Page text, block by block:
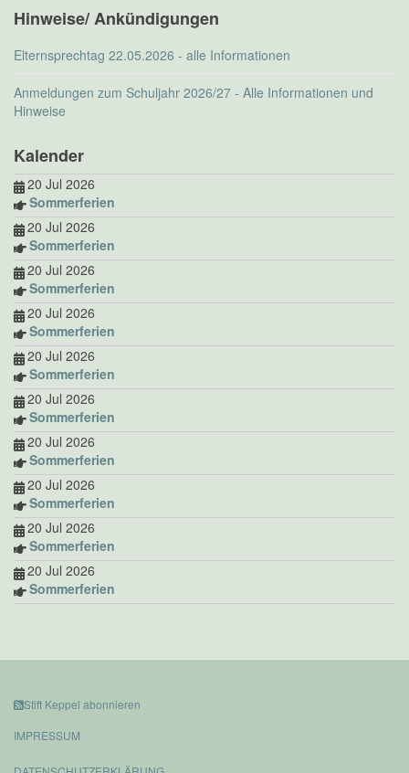
Hinweise/ Ankündigungen
Elternsprechtag 22.05.2026 - alle Informationen
Anmeldungen zum Schuljahr 2026/27 - Alle Informationen und
Hinweise
Kalender
20 Jul 2026
Sommerferien
20 Jul 2026
Sommerferien
20 Jul 2026
Sommerferien
20 Jul 2026
Sommerferien
20 Jul 2026
Sommerferien
20 Jul 2026
Sommerferien
20 Jul 2026
Sommerferien
20 Jul 2026
Sommerferien
20 Jul 2026
Sommerferien
20 Jul 2026
Sommerferien
Stift Keppel abonnieren
IMPRESSUM